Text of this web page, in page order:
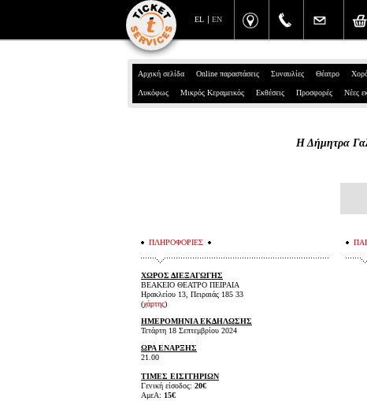
EN
EL
Αρχική σελίδα Online παραστάσεις Συναυλίες Θέατρο
Λυκόφως Μικρός Κεραμεικός Εκθέσεις Προσφορές Νέες
Η Δήμητρα
ΠΛΗΡΟΦΟΡΙΕΣ
ΧΩΡΟΣ ΔΙΕΞΑΓΩΓΗΣ
ΒΕΑΚΕΙΟ ΘΕΑΤΡΟ ΠΕΙΡΑΙΑ
Ηρακλείου 13, Πειραιάς 185 33
(χάρτης)
ΗΜΕΡΟΜΗΝΙΑ ΕΚΔΗΛΩΣΗΣ
Τετάρτη 18 Σεπτεμβρίου 2024
ΩΡΑ ΕΝΑΡΞΗΣ
21.00
ΤΙΜΕΣ ΕΙΣΙΤΗΡΙΩΝ
Γενική είσοδος: 20€
ΑμεΑ: 15€